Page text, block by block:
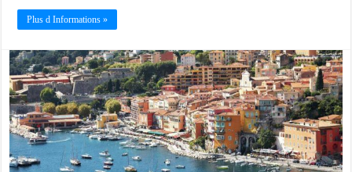
Plus d Informations »